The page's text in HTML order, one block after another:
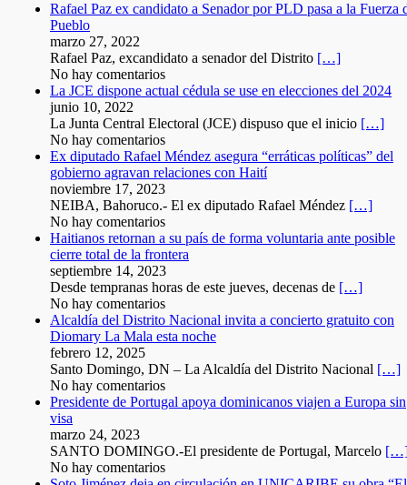
Rafael Paz ex candidato a Senador por PLD pasa a la Fuerza
Pueblo
marzo 27, 2022
Rafael Paz, excandidato a senador del Distrito […]
No hay comentarios
La JCE dispone actual cédula se use en elecciones del 2024
junio 10, 2022
La Junta Central Electoral (JCE) dispuso que el inicio […]
No hay comentarios
Ex diputado Rafael Méndez asegura “erráticas políticas” del
gobierno agravan relaciones con Haití
noviembre 17, 2023
NEIBA, Bahoruco.- El ex diputado Rafael Méndez […]
No hay comentarios
Haitianos retornan a su país de forma voluntaria ante posible
cierre total de la frontera
septiembre 14, 2023
Desde tempranas horas de este jueves, decenas de […]
No hay comentarios
Alcaldía del Distrito Nacional invita a concierto gratuito con
Diomary La Mala esta noche
febrero 12, 2025
Santo Domingo, DN – La Alcaldía del Distrito Nacional […]
No hay comentarios
Presidente de Portugal apoya dominicanos viajen a Europa sin
visa
marzo 24, 2023
SANTO DOMINGO.-El presidente de Portugal, Marcelo
No hay comentarios